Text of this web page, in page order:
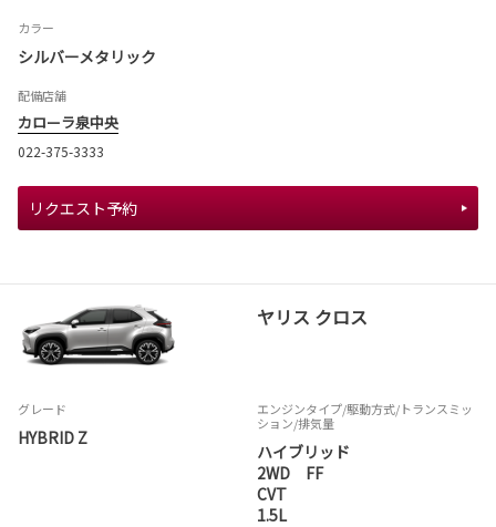
カラー
シルバーメタリック
配備店舗
カローラ泉中央
022-375-3333
リクエスト予約
ヤリス クロス
グレード
HYBRID Z
エンジンタイプ/駆動方式/トランスミッ
ション/排気量
ハイブリッド
2WD FF
CVT
1.5L